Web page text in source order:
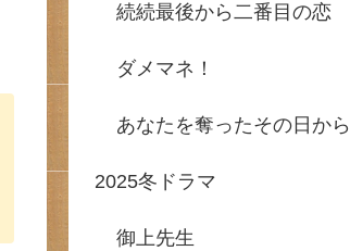
続続最後から二番目の恋
ダメマネ！
あなたを奪ったその日から
2025冬ドラマ
御上先生